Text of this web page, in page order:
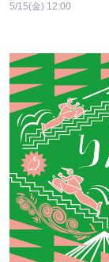
5/15(金) 12:00